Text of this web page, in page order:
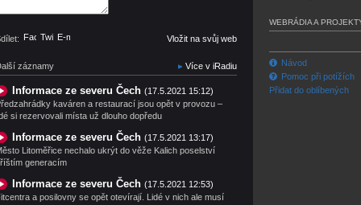
Facebook
TwitterE-mail Vložit na svůj web
záznamy Více v iRadiu
Informace ze severu Čech (17.5.2021 15:12)
kaváren a restaurací jsou opět v provozu –
si rezervovali místa už dlouho dopředu
Informace ze severu Čech (17.5.2021 13:17)
Litoměřice nechalo ukrýt do věže Kalich poselství
generacím
Informace ze severu Čech (17.5.2021 12:53)
a posilovny se opět otevírají. Lidé v nich ale musí
WEBRÁDIA A
Návod
Pomoc při potížích
Přidat do oblíbených